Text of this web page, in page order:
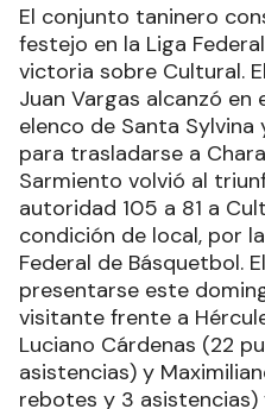
El conjunto taninero
festejo en la Liga
victoria sobre Cultural.
Juan Vargas alcanzó en
elenco de Santa
para trasladarse a
Sarmiento volvió al
autoridad 105 a 81 a
condición de local, por
Federal de Básquetbol.
presentarse este
visitante frente a
Luciano Cárdenas (22
asistencias) y
rebotes y 3